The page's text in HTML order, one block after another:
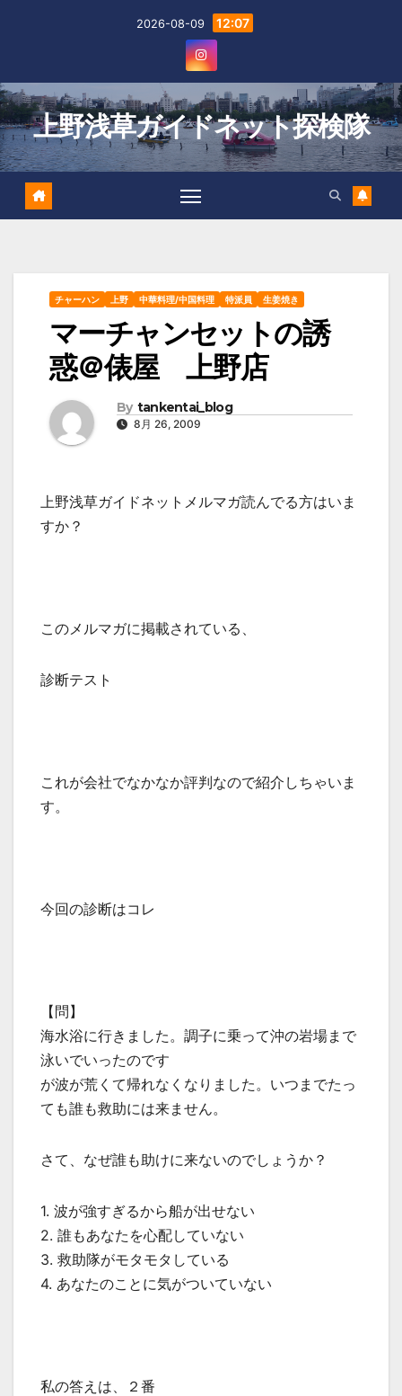
2026-08-09 12:07
上野浅草ガイドネット探検隊
チャーハン 上野 中華料理/中国料理 特派員 生姜焼き
マーチャンセットの誘
惑＠俵屋 上野店
By tankentai_blog
8月 26, 2009
上野浅草ガイドネットメルマガ読んでる方はいま
すか？
このメルマガに掲載されている、
診断テスト
これが会社でなかなか評判なので紹介しちゃいま
す。
今回の診断はコレ
【問】
海水浴に行きました。調子に乗って沖の岩場まで
泳いでいったのです
が波が荒くて帰れなくなりました。いつまでたっ
ても誰も救助には来ません。
さて、なぜ誰も助けに来ないのでしょうか？
1. 波が強すぎるから船が出せない
2. 誰もあなたを心配していない
3. 救助隊がモタモタしている
4. あなたのことに気がついていない
私の答えは、２番